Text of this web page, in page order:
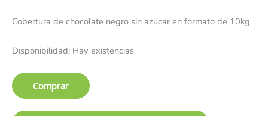
Cobertura de chocolate negro sin azúcar en formato de 10kg
Disponibilidad: Hay existencias
Comprar